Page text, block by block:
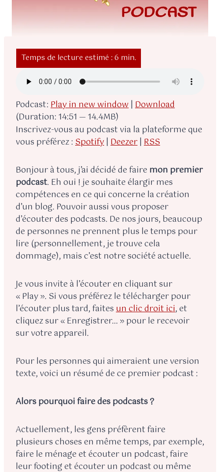
Podcast:Play in new window| Download
(Duration: 14:51 — 14.4MB)
Inscrivez-vous au podcast via la plateforme que
vous préférez :Spotify| Deezer| RSS
Bonjour à tous, j’ai décidé de faire mon premier
podcast. Eh oui ! je souhaite élargir mes
compétences en ce qui concerne la création
d’un blog. Pouvoir aussi vous proposer
d’écouter des podcasts. De nos jours, beaucoup
de personnes ne prennent plus le temps pour
lire (personnellement, je trouve cela
dommage), mais c’est notre société actuelle.
Je vous invite à l’écouter en cliquant sur
« Play ». Si vous préférez le télécharger pour
l’écouter plus tard, faitesun clic droit ici, et
cliquez sur « Enregistrer… » pour le recevoir
sur votre appareil.
Pour les personnes qui aimeraient une version
texte, voici un résumé de ce premier podcast :
Alors pourquoi faire des podcasts ?
Actuellement, les gens préfèrent faire
plusieurs choses en même temps, par exemple,
faire le ménage et écouter un podcast, faire
leur footing et écouter un podcast ou même